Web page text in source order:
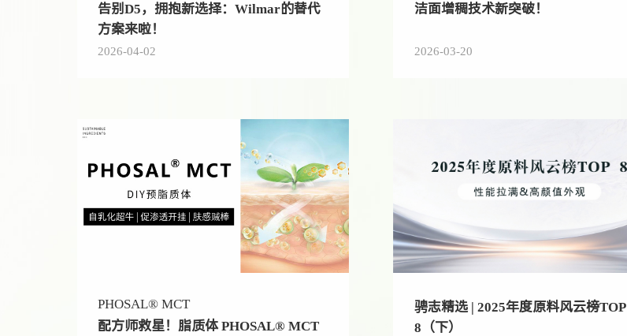
告别D5，拥抱新选择：Wilmar的替代
方案来啦！
2026-04-02
洁面增稠技术新突破！
2026-03-20
PHOSAL® MCT
配方师救星！脂质体 PHOSAL® MCT
骋志精选 | 2025年度原料风云榜TOP
8（下）